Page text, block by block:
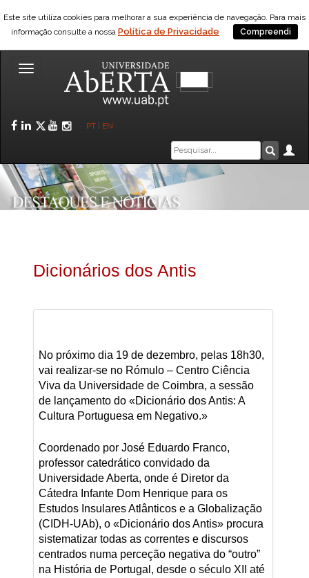
Este site utiliza cookies para melhorar a sua experiência de navegação. Para mais
informação consulte a nossa Política de Privacidade Compreendi
Toggle
Facebook
LinkedIn
Twitter
YouTube
Instagram
PT EN
Caixa
de
pesquisa
Dicionários dos Antis
No próximo dia 19 de dezembro, pelas 18h30,
vai realizar-se no Rómulo – Centro Ciência
Viva da Universidade de Coimbra, a sessão
de lançamento do «Dicionário dos Antis: A
Cultura Portuguesa em Negativo.»
Coordenado por José Eduardo Franco,
professor catedrático convidado da
Universidade Aberta, onde é Diretor da
Cátedra Infante Dom Henrique para os
Estudos Insulares Atlânticos e a Globalização
(CIDH-UAb), o «Dicionário dos Antis» procura
sistematizar todas as correntes e discursos
centrados numa perceção negativa do “outro”
na História de Portugal, desde o século XII até